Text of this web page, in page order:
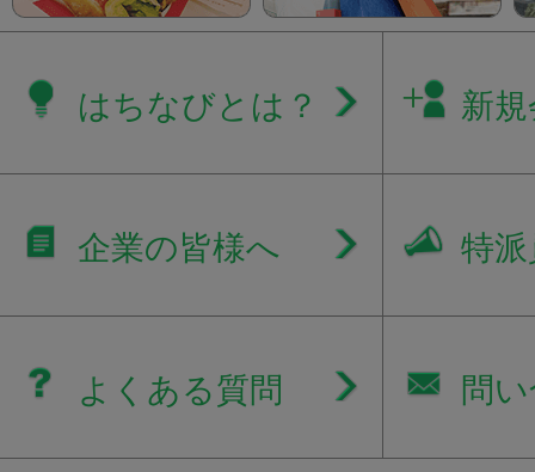
はちなびとは？ 新
企業の皆様へ 特
よくある質問 問